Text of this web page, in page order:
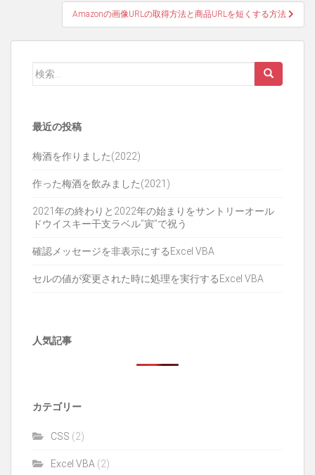
ビ
ョ
ン
Amazonの画像URLの取得方法と商品URLを短くする方法
検
最近の投稿
梅酒を作りました(2022)
作った梅酒を飲みました(2021)
2021年の終わりと2022年の始まりをサントリーオール
ドウイスキー干支ラベル”寅”で祝う
確認メッセージを非表示にするExcel VBA
セルの値が変更された時に処理を実行するExcel VBA
人気記事
カテゴリー
CSS (2)
Excel VBA (2)